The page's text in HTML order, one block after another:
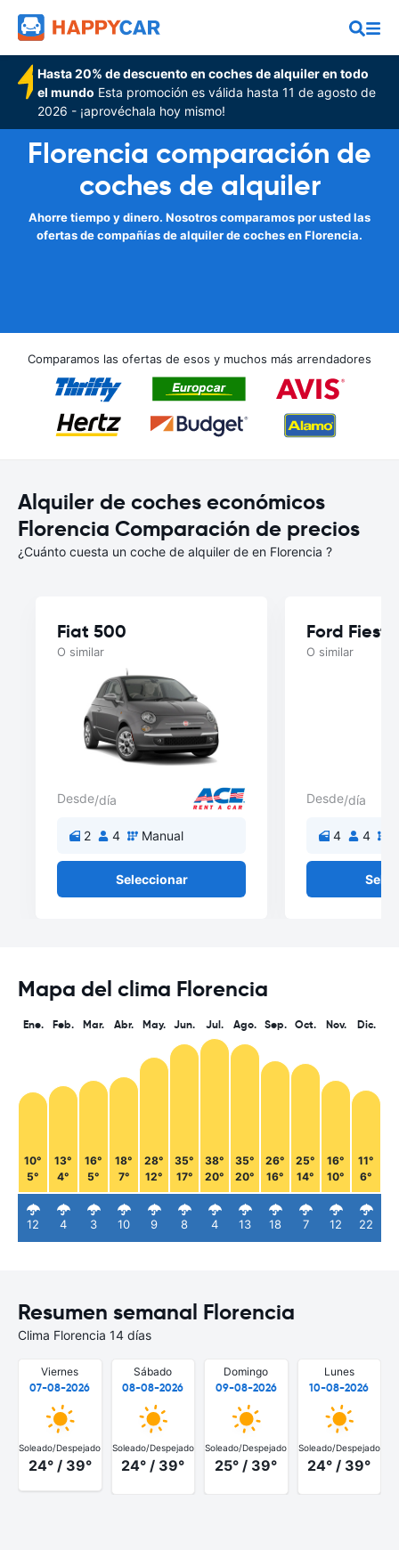
Hasta 20% de descuento en coches de alquiler en todo
el mundo Esta promoción es válida hasta 11 de agosto de
2026 - ¡aprovéchala hoy mismo!
Florencia comparación de
coches de alquiler
Ahorre tiempo y dinero. Nosotros comparamos por usted las
ofertas de compañías de alquiler de coches en Florencia.
Comparamos las ofertas de esos y muchos más arrendadores
Alquiler de coches económicos
Florencia Comparación de precios
¿Cuánto cuesta un coche de alquiler de en Florencia ?
Fiat 500
O similar
Desde/día
2 4 Manual
Seleccionar
Ford Fiesta
O similar
Desde/día
4 4
Mapa del clima Florencia
Ene.
10°
5°
12
Feb.
13°
4°
4
Mar.
16°
5°
3
Abr.
18°
7°
10
May.
28°
12°
9
Jun.
35°
17°
8
Jul.
38°
20°
4
Ago.
35°
20°
13
Sep.
26°
16°
18
Oct.
25°
14°
7
Nov.
16°
10°
12
Dic.
11°
6°
22
Resumen semanal Florencia
Clima Florencia 14 días
Viernes
07-08-2026
Soleado/Despejado
24° / 39°
Sábado
08-08-2026
Soleado/Despejado
24° / 39°
Domingo
09-08-2026
Soleado/Despejado
25° / 39°
Lunes
10-08-2026
Soleado/Despejado
24° / 39°